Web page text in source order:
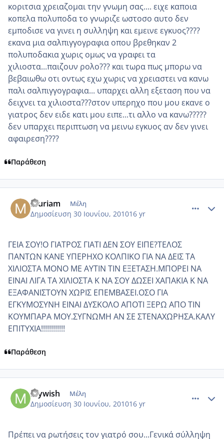
κοριτσια χρειαζομαι την γνωμη σας.... ειχε καποια
κοπελα πολυποδα το γνωριζε ωστοσο αυτο δεν
εμποδισε να γινει η συλληψη και εμεινε εγκυος????
εκανα μια σαλπιγγογραφια οπου βρεθηκαν 2
πολυποδακια χωρις ομως να γραφει τα
χιλιοστα...παιζουν ρολο??? και τωρα πως μπορω να
βεβαιωθω οτι οντως εχω χωρις να χρειαστει να κανω
παλι σαλπιγγογραφια... υπαρχει αλλη εξεταση που να
δειχνει τα χιλιοστα???στον υπερηχο που μου εκανε ο
γιατρος δεν ειδε κατι μου ειπε...τι αλλο να κανω?????
δεν υπαρχει περιπτωση να μεινω εγκυος αν δεν γινει
αφαιρεση????
Παράθεση
muriam Μέλη
Δημοσίευση 30 Ιουνίου, 201016 yr
ΓΕΙΑ ΣΟΥ!Ο ΓΙΑΤΡΟΣ ΓΙΑΤΙ ΔΕΝ ΣΟΥ ΕΙΠΕ?ΤΕΛΟΣ
ΠΑΝΤΩΝ ΚΑΝΕ ΥΠΕΡΗΧΟ ΚΟΛΠΙΚΟ ΓΙΑ ΝΑ ΔΕΙΣ ΤΑ
ΧΙΛΙΟΣΤΑ ΜΟΝΟ ΜΕ ΑΥΤΙΝ ΤΙΝ ΕΞΕΤΑΣΗ.ΜΠΟΡΕΙ ΝΑ
ΕΙΝΑΙ ΛΙΓΑ ΤΑ ΧΙΛΙΟΣΤΑ Κ ΝΑ ΣΟΥ ΔΩΣΕΙ ΧΑΠΑΚΙΑ Κ ΝΑ
ΕΞΑΦΑΝΙΣΤΟΥΝ ΧΩΡΙΣ ΕΠΕΜΒΑΣΕΙ.ΟΣΟ ΓΙΑ
ΕΓΚΥΜΟΣΥΝΗ ΕΙΝΑΙ ΔΥΣΚΟΛΟ ΑΠΟΤΙ ΞΕΡΩ ΑΠΟ ΤΙΝ
ΚΟΥΜΠΑΡΑ ΜΟΥ.ΣΥΓΝΩΜΗ ΑΝ ΣΕ ΣΤΕΝΑΧΩΡΗΣΑ.ΚΑΛΥ
ΕΠΙΤΥΧΙΑ!!!!!!!!!!!!
Παράθεση
mywish Μέλη
Δημοσίευση 30 Ιουνίου, 201016 yr
Πρέπει να ρωτήσεις τον γιατρό σου...Γενικά σύλληψη